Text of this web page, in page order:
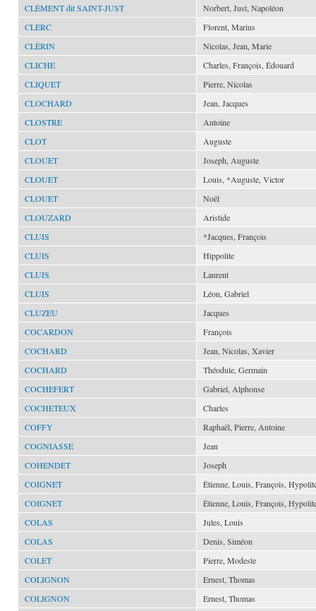
CLÉMENT dit SAINT-JUST
Norbert, Just, Napoléon
CLERC
Florent, Marius
CLÉRIN
Nicolas, Jean, Marie
CLICHE
Charles, François, Édouard
CLIQUET
Pierre, Nicolas
CLOCHARD
Jean, Jacques
CLOSTRE
Antoine
CLOT
Auguste
CLOUET
Joseph, Auguste
CLOUET
Louis, *Auguste, Victor
CLOUET
Noël
CLOUZARD
Aristide
CLUIS
*Jacques, François
CLUIS
Hippolite
CLUIS
Laurent
CLUIS
Léon, Gabriel
CLUZEU
Jacques
COCARDON
François
COCHARD
Jean, Nicolas, Xavier
COCHARD
Théodule, Germain
COCHEFERT
Gabriel, Alphonse
COCHETEUX
Charles
COFFY
Raphaël, Pierre, Antoine
COGNIASSE
Jean
COHENDET
Joseph
COIGNET
Étienne, Louis, François,
COIGNET
Étienne, Louis, François,
COLAS
Jules, Louis
COLAS
Denis, Siméon
COLET
Pierre, Modeste
COLIGNON
Ernest, Thomas
COLIGNON
Ernest, Thomas